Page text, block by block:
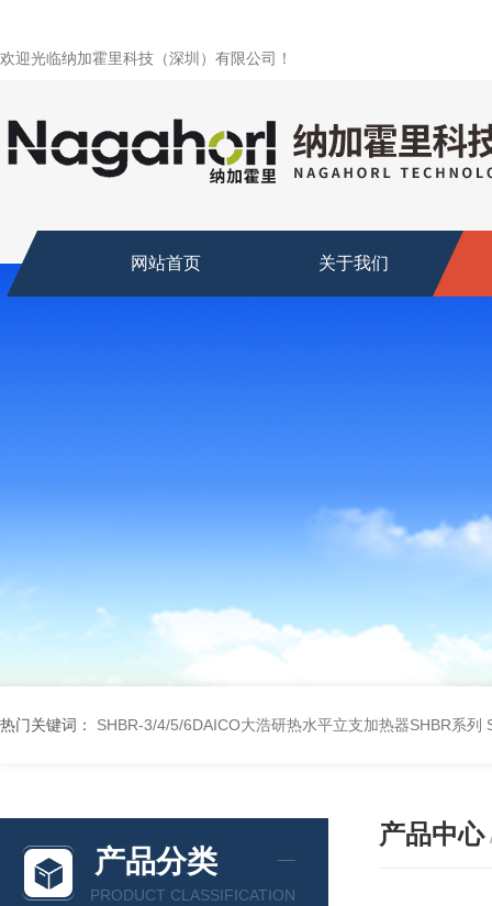
欢迎光临纳加霍里科技（深圳）有限公司！
网站首页 关于我们
热门关键词： SHBR-3/4/5/6DAICO大浩研热水平立支加热器SHBR系列
产品分类
PRODUCT CLASSIFICATION
产品中心